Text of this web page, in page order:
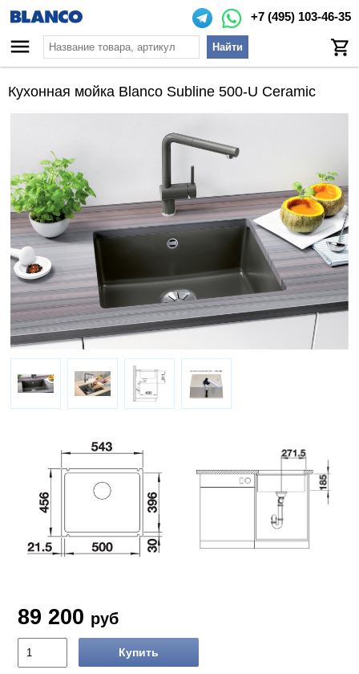
+7 (495) 103-46-35
Найти
Кухонная мойка Blanco Subline 500-U Ceramic
89 200 руб
Купить